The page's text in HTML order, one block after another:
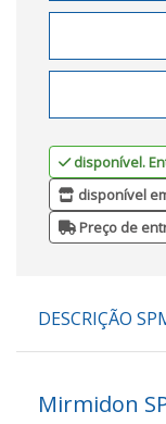
disponível.
disponível
Preço de
DESCRIÇÃO
Mirmidon